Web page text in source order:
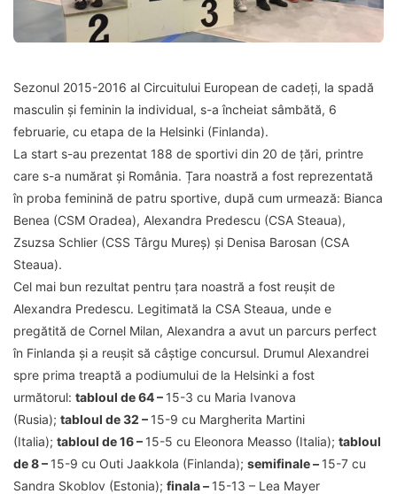
Sezonul 2015-2016 al Circuitului European de cadeți, la spadă
masculin și feminin la individual, s-a încheiat sâmbătă, 6
februarie, cu etapa de la Helsinki (Finlanda).
La start s-au prezentat 188 de sportivi din 20 de țări, printre
care s-a numărat și România. Țara noastră a fost reprezentată
în proba feminină de patru sportive, după cum urmează: Bianca
Benea (CSM Oradea), Alexandra Predescu (CSA Steaua),
Zsuzsa Schlier (CSS Târgu Mureș) și Denisa Barosan (CSA
Steaua).
Cel mai bun rezultat pentru țara noastră a fost reușit de
Alexandra Predescu. Legitimată la CSA Steaua, unde e
pregătită de Cornel Milan, Alexandra a avut un parcurs perfect
în Finlanda și a reușit să câștige concursul. Drumul Alexandrei
spre prima treaptă a podiumului de la Helsinki a fost
următorul: tabloul de 64 – 15-3 cu Maria Ivanova
(Rusia); tabloul de 32 – 15-9 cu Margherita Martini
(Italia); tabloul de 16 – 15-5 cu Eleonora Measso (Italia); tabloul
de 8 – 15-9 cu Outi Jaakkola (Finlanda); semifinale – 15-7 cu
Sandra Skoblov (Estonia); finala – 15-13 – Lea Mayer